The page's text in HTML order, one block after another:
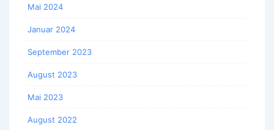
Mai 2024
Januar 2024
September 2023
August 2023
Mai 2023
August 2022